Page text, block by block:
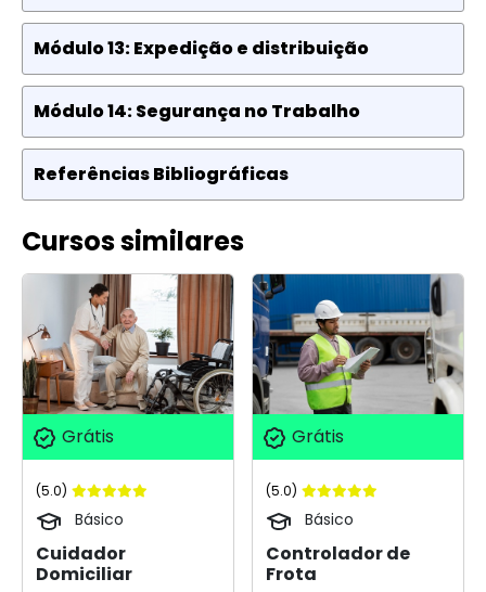
Módulo 13: Expedição e distribuição
Módulo 14: Segurança no Trabalho
Referências Bibliográficas
Cursos similares
Grátis
(5.0)
Básico
Cuidador
Domiciliar
Grátis
(5.0)
Básico
Controlador de
Frota